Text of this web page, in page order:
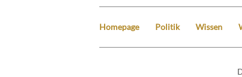
Homepage Politik Wissen